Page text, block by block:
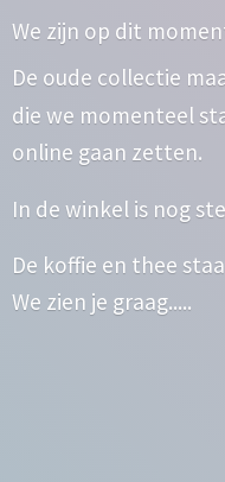
We zijn op dit
De oude collectie
die we momenteel
online gaan zetten.
In de winkel is nog
De koffie en thee
We zien je graag.....